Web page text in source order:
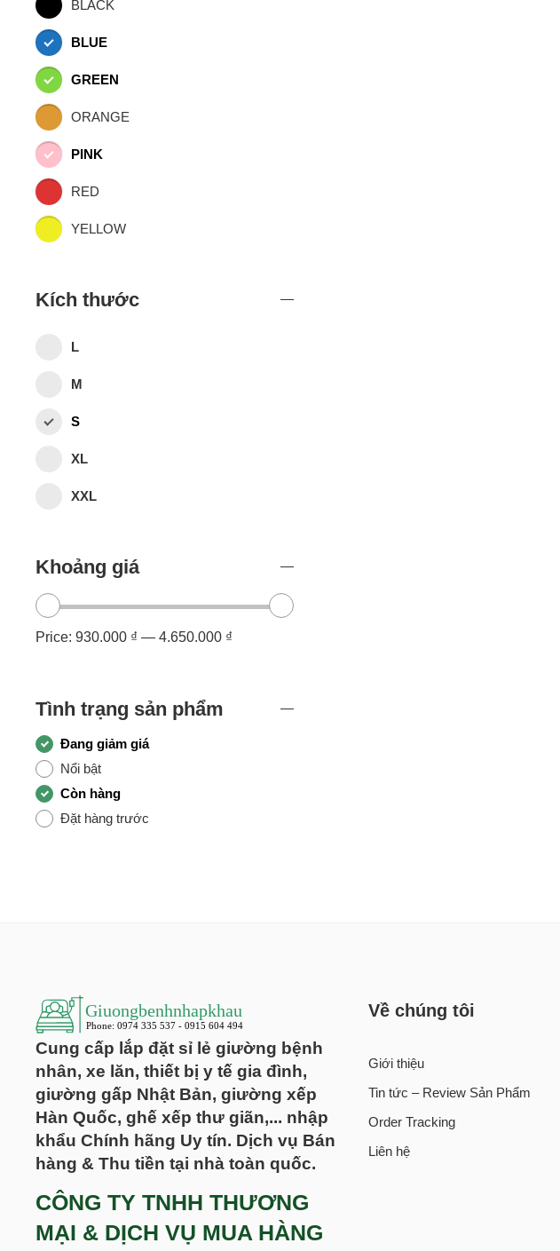
BLACK
BLUE
GREEN
ORANGE
PINK
RED
YELLOW
Kích thước
L
M
S
XL
XXL
Khoảng giá
Price: 930.000 ₫ — 4.650.000 ₫
Tình trạng sản phẩm
Đang giảm giá
Nổi bật
Còn hàng
Đặt hàng trước
Cung cấp lắp đặt sỉ lẻ giường bệnh
nhân, xe lăn, thiết bị y tế gia đình,
giường gấp Nhật Bản, giường xếp
Hàn Quốc, ghế xếp thư giãn,... nhập
khẩu Chính hãng Uy tín. Dịch vụ Bán
hàng & Thu tiền tại nhà toàn quốc.
CÔNG TY TNHH THƯƠNG
MẠI & DỊCH VỤ MUA HÀNG
Về chúng tôi
Giới thiệu
Tin tức – Review Sản Phẩm
Order Tracking
Liên hệ